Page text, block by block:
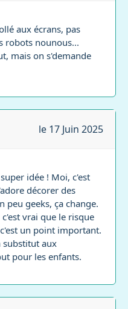
aux écrans, pas
robots nounous...
mais on s'demande
le 17 Juin 2025
idée ! Moi, c'est
décorer des
peu geeks, ça change.
vrai que le risque
un point important.
substitut aux
pour les enfants.